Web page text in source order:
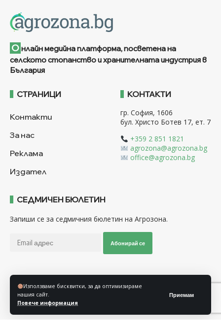
Използваме бисквитки, за да оптимизираме
нашия сайт.
Повече информация
Приемам
О нлайн медийна платформа, посветена на
селското стопанство и хранителната индустрия в
България
СТРАНИЦИ
Контакти
За нас
Реклама
Издател
КОНТАКТИ
гр. София, 1606
бул. Христо Ботев 17, ет. 7
+359 2 851 1821
agrozona@agrozona.bg
office@agrozona.bg
СЕДМИЧЕН БЮЛЕТИН
Запиши се за седмичния бюлетин на Агрозона.
Абонирай се
Последвайте ни